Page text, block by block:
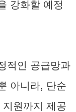
강화할 예정
적인 공급망과
아니라, 단순
원까지 제공